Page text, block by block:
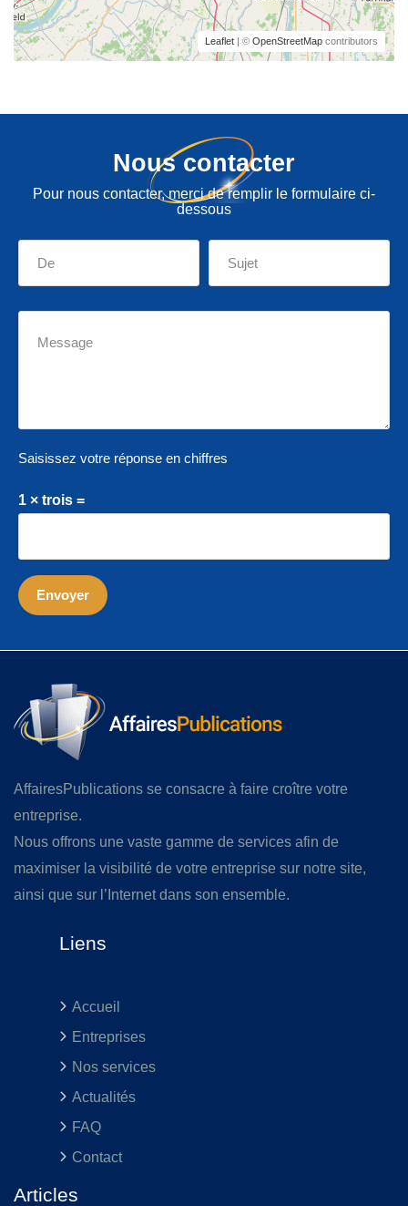
Leaflet | © OpenStreetMap contributors
Nous contacter
Pour nous contacter, merci de remplir le formulaire ci-
dessous
Saisissez votre réponse en chiffres
1 × trois =
AffairesPublications se consacre à faire croître votre
entreprise.
Nous offrons une vaste gamme de services afin de
maximiser la visibilité de votre entreprise sur notre site,
ainsi que sur l’Internet dans son ensemble.
Liens
Accueil
Entreprises
Nos services
Actualités
FAQ
Contact
Articles